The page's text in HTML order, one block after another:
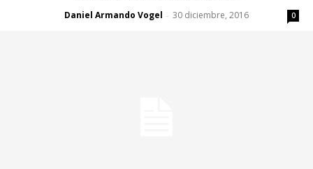
Daniel Armando Vogel - 30 diciembre, 2016 0